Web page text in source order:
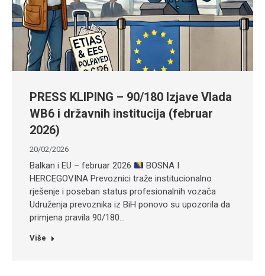
PRESS KLIPING – 90/180 Izjave Vlada
WB6 i državnih institucija (februar
2026)
20/02/2026
Balkan i EU – februar 2026
BOSNA I
HERCEGOVINA Prevoznici traže institucionalno
rješenje i poseban status profesionalnih vozača
Udruženja prevoznika iz BiH ponovo su upozorila da
primjena pravila 90/180…
Više